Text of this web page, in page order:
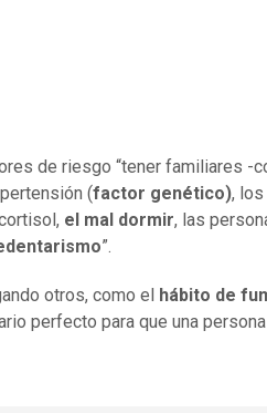
de riesgo “tener familiares -
(factor genético),
el mal dormir, las
”.
otros, como el hábito de
perfecto para que una